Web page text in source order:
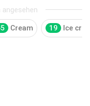
Cream 19 Ice